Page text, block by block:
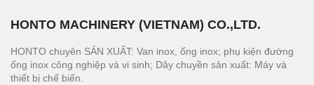
HONTO MACHINERY (VIETNAM) CO.,LTD.
HONTO chuyên SẢN XUẤT: Van inox, ống inox; phụ kiện đường
ống inox công nghiệp và vi sinh; Dây chuyền sản xuất: Máy và
thiết bị chế biến.